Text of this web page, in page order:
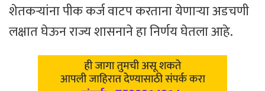
शेतकऱ्यांना पीक कर्ज वाटप करताना येणाऱ्या अडचणी
लक्षात घेऊन राज्य शासनाने हा निर्णय घेतला आहे.